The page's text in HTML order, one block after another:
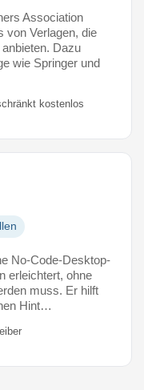
Association
von Verlagen, die
Dazu
wie Springer und
kostenlos
No-Code-Desktop-
erleichtert, ohne
muss. Er hilft
Hint…